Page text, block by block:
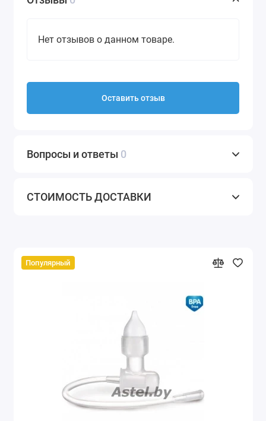
Нет отзывов о данном товаре.
Оставить отзыв
Вопросы и ответы 0
СТОИМОСТЬ ДОСТАВКИ
Популярный